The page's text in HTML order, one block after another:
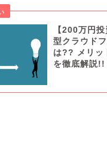
【200万円
型クラウド
は?? メリッ
を徹底解説!!